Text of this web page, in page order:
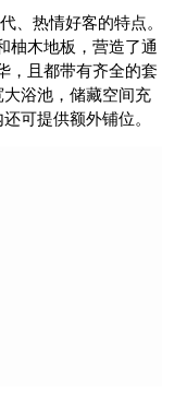
热情好客的特点。
柚木地板，营造了通
，且都带有齐全的套
浴池，储藏空间充
可提供额外铺位。